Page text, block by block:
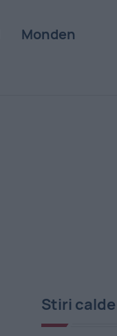
Monden
Stiri calde